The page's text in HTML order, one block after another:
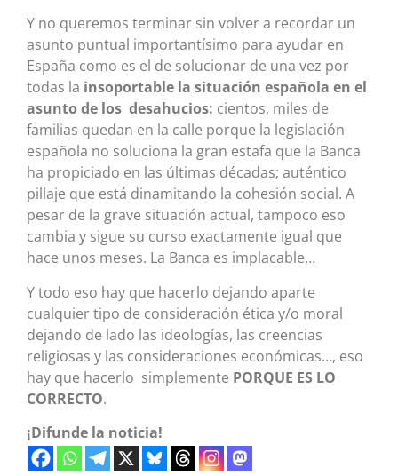
Y no queremos terminar sin volver a recordar un
asunto puntual importantísimo para ayudar en
España como es el de solucionar de una vez por
todas la insoportable la situación española en el
asunto de los desahucios: cientos, miles de
familias quedan en la calle porque la legislación
española no soluciona la gran estafa que la Banca
ha propiciado en las últimas décadas; auténtico
pillaje que está dinamitando la cohesión social. A
pesar de la grave situación actual, tampoco eso
cambia y sigue su curso exactamente igual que
hace unos meses. La Banca es implacable…
Y todo eso hay que hacerlo dejando aparte
cualquier tipo de consideración ética y/o moral
dejando de lado las ideologías, las creencias
religiosas y las consideraciones económicas…, eso
hay que hacerlo simplemente PORQUE ES LO
CORRECTO.
¡Difunde la noticia!